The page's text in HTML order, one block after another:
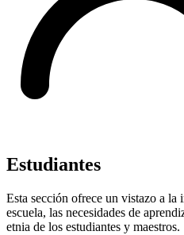
Estudiantes
Esta sección ofrece un vistazo a
escuela, las necesidades de
etnia de los estudiantes y maestros.